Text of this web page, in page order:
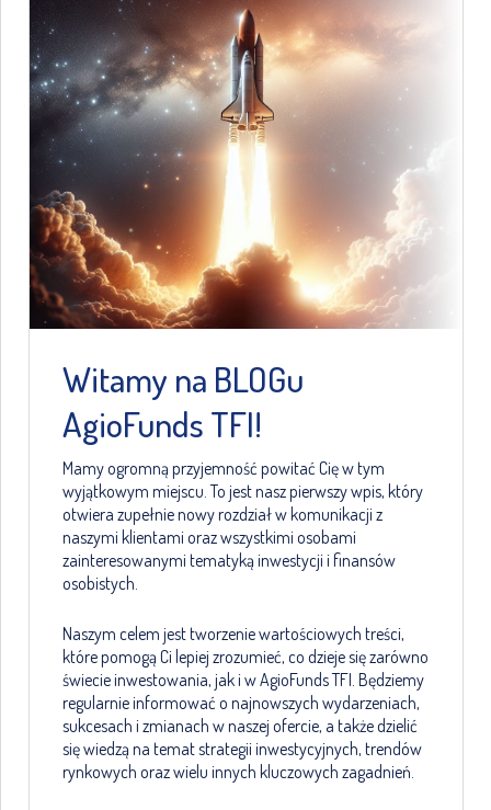
Witamy na BLOGu
AgioFunds TFI!
Mamy ogromną przyjemność powitać Cię w tym
wyjątkowym miejscu. To jest nasz pierwszy wpis, który
otwiera zupełnie nowy rozdział w komunikacji z
naszymi klientami oraz wszystkimi osobami
zainteresowanymi tematyką inwestycji i finansów
osobistych.
Naszym celem jest tworzenie wartościowych treści,
które pomogą Ci lepiej zrozumieć, co dzieje się zarówno
świecie inwestowania, jak i w AgioFunds TFI. Będziemy
regularnie informować o najnowszych wydarzeniach,
sukcesach i zmianach w naszej ofercie, a także dzielić
się wiedzą na temat strategii inwestycyjnych, trendów
rynkowych oraz wielu innych kluczowych zagadnień.